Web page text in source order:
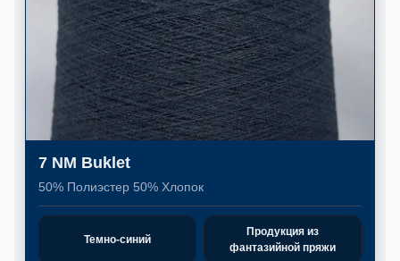
7 NM Buklet
50% Полиэстер 50% Хлопок
Темно-синий
Продукция из
фантазийной пряжи